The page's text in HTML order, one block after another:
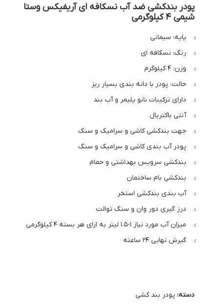
پودر بندکشی ضد آب نسکافه ای آریفیکس وستا
شیمی 4 کیلوگرمی
پایه: سیمانی
رنگ: نسکافه ای
وزن: 4 کیلوگرم
حالت: پودر با دانه بندی بسیار ریز
دارای ترکیبات نانو پلیمر و آب بند
آنتی باکتریال
جهت بندکشی کاشی و سرامیک و سنگ
پودر آب بندی کاشی و سرامیک و سنگ
بندکشی سرویس بهداشتی و حمام
بندکشی بام ساختمان
آب بندی بندکشی استخر
درز گیری دور وان و سنگ توالت
میزان آب مورد نیاز 1-1.5 لیتر به ازای هر بسته 4 کیلوگرمی
گیرش نهایی 24 ساعته
دسته: پودر بند کشی